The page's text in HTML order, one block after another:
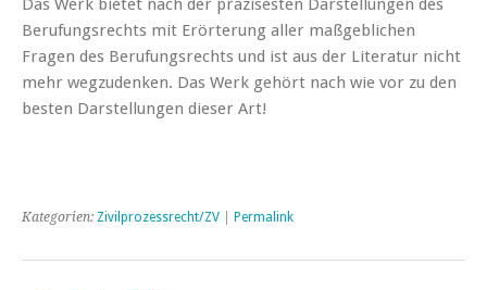
Das Werk bietet nach der präzisesten Darstellungen des
Berufungsrechts mit Erörterung aller maßgeblichen
Fragen des Berufungsrechts und ist aus der Literatur nicht
mehr wegzudenken. Das Werk gehört nach wie vor zu den
besten Darstellungen dieser Art!
Kategorien: Zivilprozessrecht/ZV Permalink